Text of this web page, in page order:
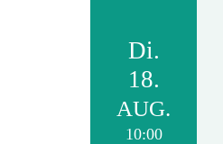
Di.
18.
AUG.
10:00